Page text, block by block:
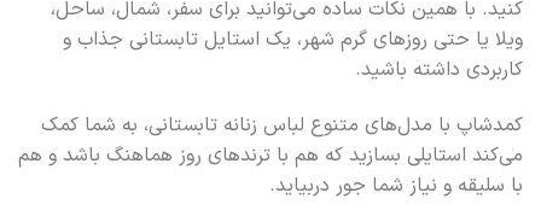
کنید. با همین نکات ساده می‌توانید برای سفر، شمال، ساحل،
ویلا یا حتی روزهای گرم شهر، یک استایل تابستانی جذاب و
کاربردی داشته باشید.
کمدشاپ با مدل‌های متنوع لباس زنانه تابستانی، به شما کمک
می‌کند استایلی بسازید که هم با ترندهای روز هماهنگ باشد و هم
با سلیقه و نیاز شما جور دربیاید.